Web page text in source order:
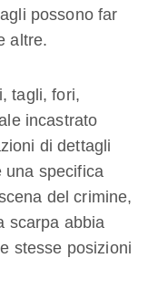
possono far
altre.
tagli, fori,
incastrato
di dettagli
una specifica
del crimine,
scarpa abbia
stesse posizioni